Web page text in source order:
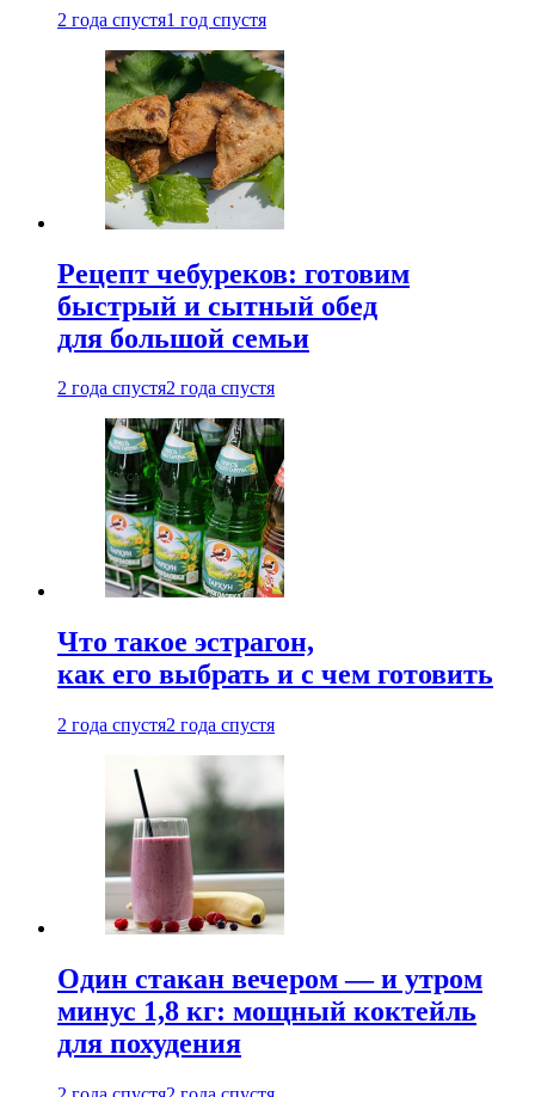
2 года спустя1 год спустя
Рецепт чебуреков: готовим
быстрый и сытный обед
для большой семьи
2 года спустя2 года спустя
Что такое эстрагон,
как его выбрать и с чем готовить
2 года спустя2 года спустя
Один стакан вечером — и утром
минус 1,8 кг: мощный коктейль
для похудения